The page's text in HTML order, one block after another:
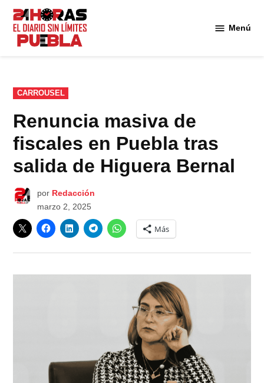
Saltar
contenido
Menú
PUBLICADO
EN
CARROUSEL
Renuncia masiva de
fiscales en Puebla tras
salida de Higuera Bernal
por Redacción
marzo 2, 2025
Más